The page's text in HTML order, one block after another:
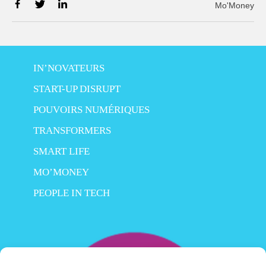
Mo'Money
IN’NOVATEURS
START-UP DISRUPT
POUVOIRS NUMÉRIQUES
TRANSFORMERS
SMART LIFE
MO’MONEY
PEOPLE IN TECH